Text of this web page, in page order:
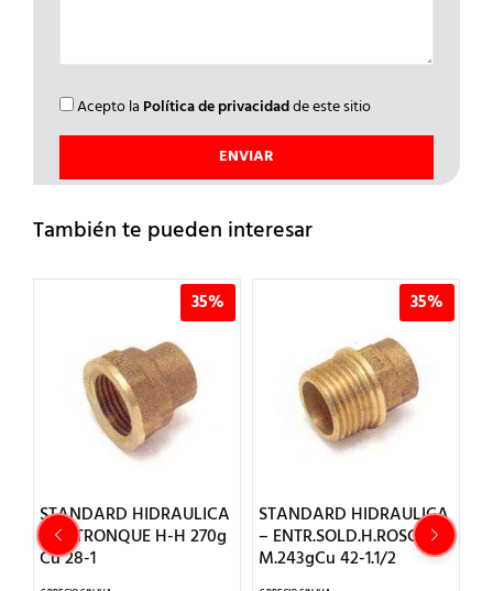
Acepto la Política de privacidadde este sitio
También te pueden interesar
35%
STANDARD HIDRAULICA
– ENTRONQUE H-H 270g
Cu 28-1
35%
STANDARD HIDRAULICA
– ENTR.SOLD.H.ROSCA
M.243gCu 42-1.1/2